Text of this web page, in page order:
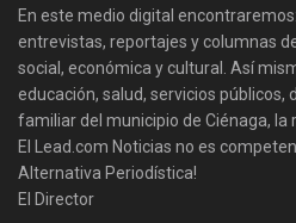
En este medio digital
entrevistas, reportajes y columnas
social, económica y cultural. Así
educación, salud, servicios públicos,
familiar del municipio de Ciénaga, la
El Lead.com Noticias no es
Alternativa Periodística!
El Director